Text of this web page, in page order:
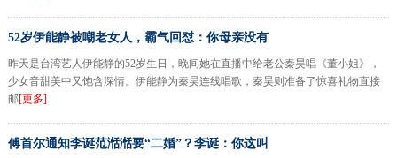
52岁伊能静被嘲老女人，霸气回怼：你母亲没有
昨天是台湾艺人伊能静的52岁生日，晚间她在直播中给老公秦昊唱《董小姐》，
少女音甜美中又饱含深情。伊能静为秦昊连线唱歌，秦昊则准备了惊喜礼物直接
邮[更多]
傅首尔通知李诞范湉湉要“二婚”？李诞：你这叫